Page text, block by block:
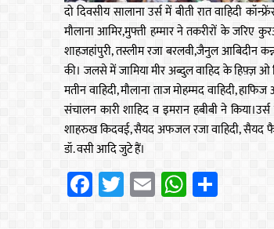
दो दिवसीय सालाना उर्स में बीती रात वाहिदी
मौलाना आमिर,मुफ्ती हम्मार ने तकरीरों के जरिए
शाहजहांपुरी, तस्लीम रजा बरलवी,जैनुल आबिदीन
की। जलसे में जामिया मीर अब्दुल वाहिद के हिफ़्ज़ ओ
मतीन वाहिदी, मौलाना ताज मोहम्मद वाहिदी,
संचालन कारी शाहिद व इमरान हबीबी ने
शाहरुख किदवई, सैयद अफजल रजा वाहिदी, सैयद
डॉ. वसी आदि जुटे हैं।
Facebook
Twitter
EmailWhatsApp